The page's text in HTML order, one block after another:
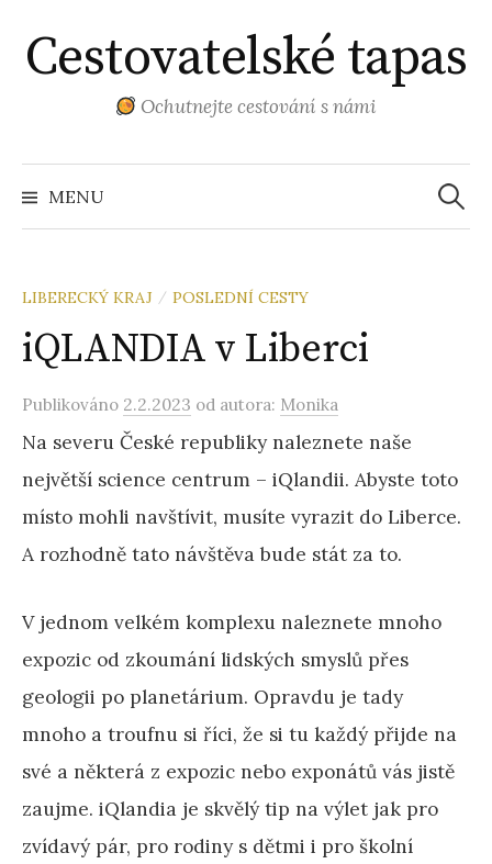
k
obsahu
Cestovatelské tapas
Ochutnejte cestování s námi
MENU
LIBERECKÝ KRAJ / POSLEDNÍ CESTY
iQLANDIA v Liberci
Publikováno 2.2.2023 od autora: Monika
Na severu České republiky naleznete naše
největší science centrum – iQlandii. Abyste toto
místo mohli navštívit, musíte vyrazit do Liberce.
A rozhodně tato návštěva bude stát za to.
V jednom velkém komplexu naleznete mnoho
expozic od zkoumání lidských smyslů přes
geologii po planetárium. Opravdu je tady
mnoho a troufnu si říci, že si tu každý přijde na
své a některá z expozic nebo exponátů vás jistě
zaujme. iQlandia je skvělý tip na výlet jak pro
zvídavý pár, pro rodiny s dětmi i pro školní